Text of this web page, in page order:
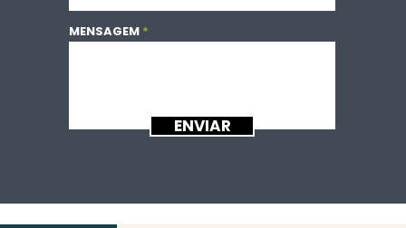
MENSAGEM
ENVIAR